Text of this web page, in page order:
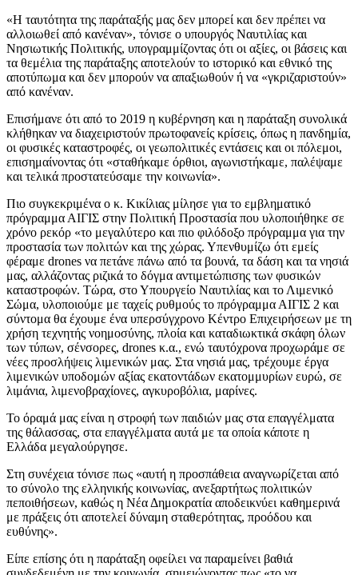
«Η ταυτότητα της παράταξής μας δεν μπορεί και δεν πρέπει να
αλλοιωθεί από κανέναν», τόνισε ο υπουργός Ναυτιλίας και
Νησιωτικής Πολιτικής, υπογραμμίζοντας ότι οι αξίες, οι βάσεις και
τα θεμέλια της παράταξης αποτελούν το ιστορικό και εθνικό της
αποτύπωμα και δεν μπορούν να απαξιωθούν ή να «γκριζαριστούν»
από κανέναν.
Επισήμανε ότι από το 2019 η κυβέρνηση και η παράταξη συνολικά
κλήθηκαν να διαχειριστούν πρωτοφανείς κρίσεις, όπως η πανδημία,
οι φυσικές καταστροφές, οι γεωπολιτικές εντάσεις και οι πόλεμοι,
επισημαίνοντας ότι «σταθήκαμε όρθιοι, αγωνιστήκαμε, παλέψαμε
και τελικά προστατεύσαμε την κοινωνία».
Πιο συγκεκριμένα ο κ. Κικίλιας μίλησε για το εμβληματικό
πρόγραμμα ΑΙΓΙΣ στην Πολιτική Προστασία που υλοποιήθηκε σε
χρόνο ρεκόρ «το μεγαλύτερο και πιο φιλόδοξο πρόγραμμα για την
προστασία των πολιτών και της χώρας. Υπενθυμίζω ότι εμείς
φέραμε drones να πετάνε πάνω από τα βουνά, τα δάση και τα νησιά
μας, αλλάζοντας ριζικά το δόγμα αντιμετώπισης των φυσικών
καταστροφών. Τώρα, στο Υπουργείο Ναυτιλίας και το Λιμενικό
Σώμα, υλοποιούμε με ταχείς ρυθμούς το πρόγραμμα ΑΙΓΙΣ 2 και
σύντομα θα έχουμε ένα υπερσύγχρονο Κέντρο Επιχειρήσεων με τη
χρήση τεχνητής νοημοσύνης, πλοία και καταδιωκτικά σκάφη όλων
των τύπων, σένσορες, drones κ.α., ενώ ταυτόχρονα προχωράμε σε
νέες προσλήψεις λιμενικών μας. Στα νησιά μας, τρέχουμε έργα
λιμενικών υποδομών αξίας εκατοντάδων εκατομμυρίων ευρώ, σε
λιμάνια, λιμενοβραχίονες, αγκυροβόλια, μαρίνες.
Το όραμά μας είναι η στροφή των παιδιών μας στα επαγγέλματα
της θάλασσας, στα επαγγέλματα αυτά με τα οποία κάποτε η
Ελλάδα μεγαλούργησε.
Στη συνέχεια τόνισε πως «αυτή η προσπάθεια αναγνωρίζεται από
το σύνολο της ελληνικής κοινωνίας, ανεξαρτήτως πολιτικών
πεποιθήσεων, καθώς η Νέα Δημοκρατία αποδεικνύει καθημερινά
με πράξεις ότι αποτελεί δύναμη σταθερότητας, προόδου και
ευθύνης».
Είπε επίσης ότι η παράταξη οφείλει να παραμείνει βαθιά